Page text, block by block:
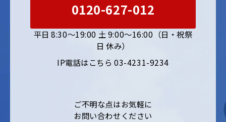
0120-627-012
平日 8:30〜19:00 土 9:00〜16:00（日・祝祭
日 休み）
IP電話はこちら 03-4231-9234
ご不明な点はお気軽に
お問い合わせください